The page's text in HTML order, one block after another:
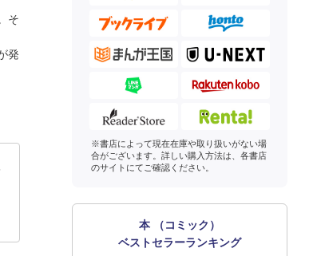
そ
発
※書店によって現在在庫や取り扱いがない場
合がございます。詳しい購入方法は、各書店
のサイトにてご確認ください。
本 （コミック）
ベストセラーランキング